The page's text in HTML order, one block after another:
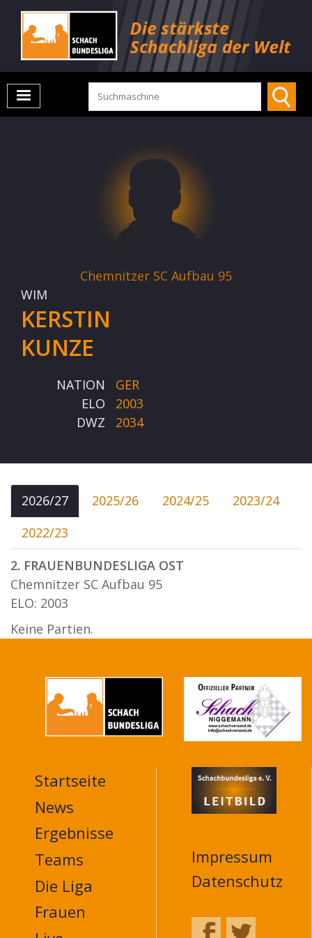
Chemnitzer SC Aufbau 95
WIM
KERSTIN
KUNZE
NATION
GER
ELO
2003
DWZ
2034
2026/27 2025/26 2024/25
2023/24
2022/23
2. FRAUENBUNDESLIGA OST
Chemnitzer SC Aufbau 95
ELO: 2003
Keine Partien.
MAIN
NAVIGATION
FOOTER
Startseite
News
Ergebnisse
Teams
Die Liga
Frauen
Impressum
Datenschutz